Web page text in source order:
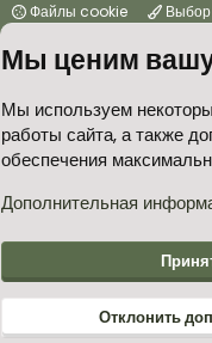
Файлы cookie Выбор
Условия и правила
Политика в отношении
Согласие на обработку
R
Community platform by
Мы ценим
Мы используем
работы сайта, а также
обеспечения
Дополнительная
Отклонить